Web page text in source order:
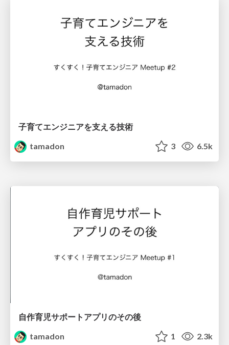
子育てエンジニアを支える技術
tamadon
3 6.5k
自作育児サポートアプリのその後
tamadon
1 2.3k